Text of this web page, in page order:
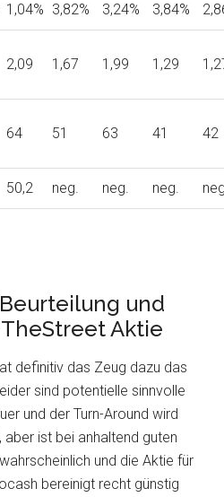
1,04% 3,82% 3,24% 3,84%
2,09 1,67 1,99 1,29
64 51 63 41 42
50,2 neg. neg. neg.
und
Aktie
definitiv das Zeug dazu das
sind potentielle sinnvolle
und der Turn-Around wird
aber ist bei anhaltend guten
und die Aktie für
bereinigt recht günstig